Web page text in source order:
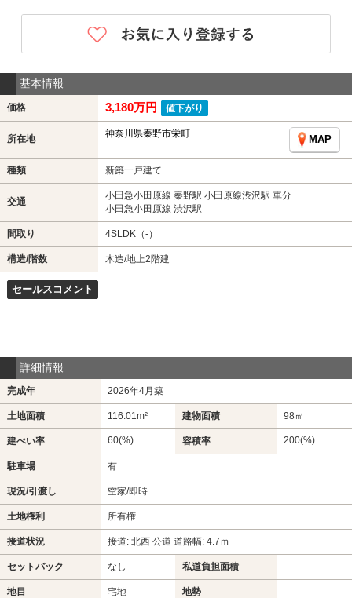
基本情報
価格 3,180万円 値下がり
所在地 神奈川県秦野市栄町
MAP
種類 新築一戸建て
交通
小田急小田原線 秦野駅 小田原線渋沢駅 車分
小田急小田原線 渋沢駅
間取り 4SLDK（-）
構造/階数 木造/地上2階建
セールスコメント
詳細情報
完成年 2026年4月築
土地面積 116.01m² 建物面積 98㎡
建ぺい率 60(%) 容積率 200(%)
駐車場 有
現況/引渡し 空家/即時
土地権利 所有権
接道状況 接道: 北西 公道 道路幅: 4.7ｍ
セットバック なし 私道負担面積 -
地目 宅地 地勢